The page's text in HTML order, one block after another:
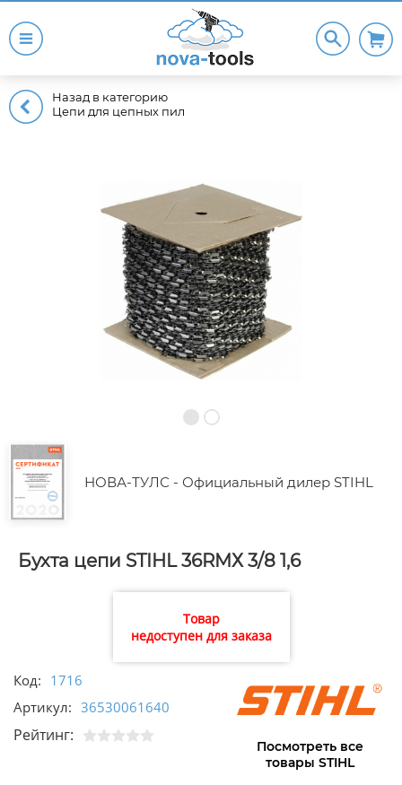
Назад в категорию
Цепи для цепных пил
НОВА-ТУЛС - Официальный дилер STIHL
Бухта цепи STIHL 36RMХ 3/8 1,6
Товар
недоступен для заказа
Код: 1716
Артикул: 36530061640
Рейтинг:
Посмотреть все
товары STIHL